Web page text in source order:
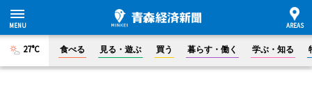
27°C 食べる 見る・遊ぶ 買う 暮らす・働く 学ぶ・知る